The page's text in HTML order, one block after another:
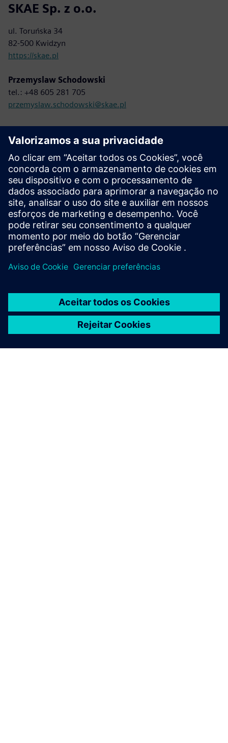
SKAE Sp. z o.o.
ul. Toruńska 34
82-500 Kwidzyn
https://skae.pl
Przemyslaw Schodowski
tel.: +48 605 281 705
przemyslaw.schodowski@skae.pl
Entre em contato conosco